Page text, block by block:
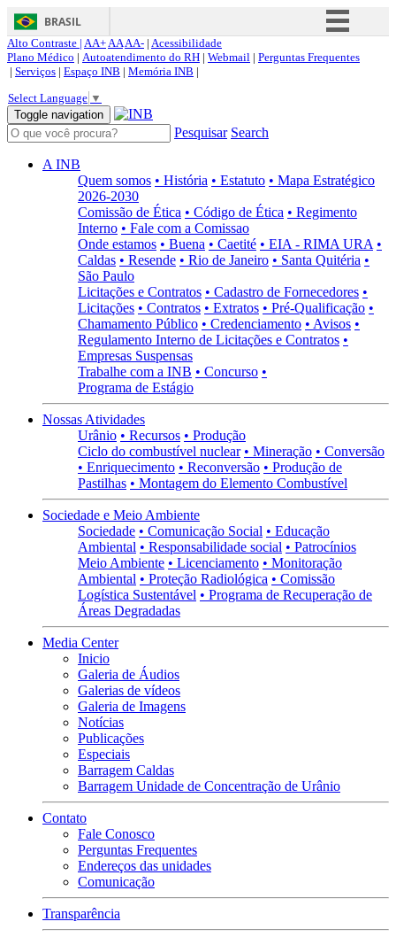
BRASIL
Simplifique!
Acesso à informação
Canais
Alto Contraste | AA+AAAA- | Acessibilidade
Plano Médico | Autoatendimento do RH | Webmail | Perguntas Frequentes
| Serviços | Espaço INB | Memória INB |
Select Language ▼
Toggle navigation
Pesquisar Search
A INB
Quem somos • História • Estatuto • Mapa Estratégico
2026-2030
Comissão de Ética • Código de Ética • Regimento
Interno • Fale com a Comissao
Onde estamos • Buena • Caetité • EIA - RIMA URA •
Caldas • Resende • Rio de Janeiro • Santa Quitéria •
São Paulo
Licitações e Contratos • Cadastro de Fornecedores •
Licitações • Contratos • Extratos • Pré-Qualificação •
Chamamento Público • Credenciamento • Avisos •
Regulamento Interno de Licitações e Contratos •
Empresas Suspensas
Trabalhe com a INB • Concurso •
Programa de Estágio
Nossas Atividades
Urânio • Recursos • Produção
Ciclo do combustível nuclear • Mineração • Conversão
• Enriquecimento • Reconversão • Produção de
Pastilhas • Montagem do Elemento Combustível
Sociedade e Meio Ambiente
Sociedade • Comunicação Social • Educação
Ambiental • Responsabilidade social • Patrocínios
Meio Ambiente • Licenciamento • Monitoração
Ambiental • Proteção Radiológica • Comissão
Logística Sustentável • Programa de Recuperação de
Áreas Degradadas
Media Center
Inicio
Galeria de Áudios
Galerias de vídeos
Galeria de Imagens
Notícias
Publicações
Especiais
Barragem Caldas
Barragem Unidade de Concentração de Urânio
Contato
Fale Conosco
Perguntas Frequentes
Endereços das unidades
Comunicação
Transparência